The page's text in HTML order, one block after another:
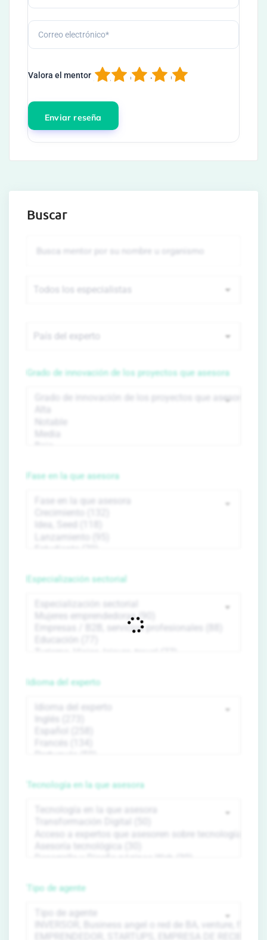
Valora el mentor 5
4
3
2
1
Buscar
Grado de innovación de los proyectos que asesora
Fase en la que asesora
Especialización sectorial
Idioma del experto
Tecnología en la que asesora
Tipo de agente